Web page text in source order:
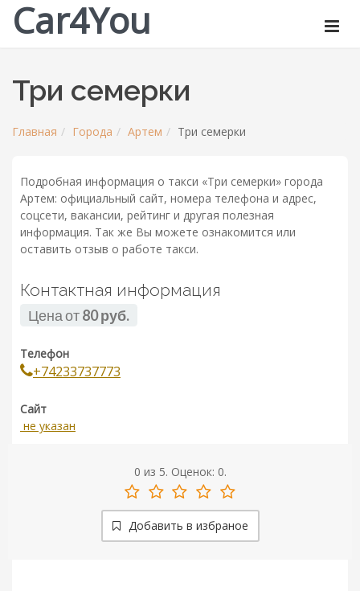
Car4You
Три семерки
Главная Города Артем Три семерки
Подробная информация о такси «Три семерки» города
Артем: официальный сайт, номера телефона и адрес,
соцсети, вакансии, рейтинг и другая полезная
информация. Так же Вы можете ознакомится или
оставить отзыв о работе такси.
Контактная информация
Цена от80 руб.
Телефон
+74233737773
Сайт
не указан
0 из 5. Оценок: 0.
Добавить в избраное